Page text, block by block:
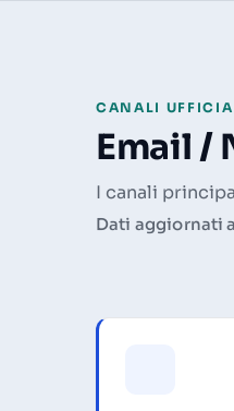
CANALI
Email /
I canali
Dati aggiornati